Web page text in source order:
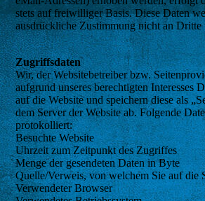
stets auf freiwilliger Basis. Diese Daten
ausdrückliche Zustimmung nicht an Dritte
Zugriffsdaten
Wir, der Websitebetreiber bzw.
aufgrund unseres berechtigten Interesses
auf die Website und speichern diese als
dem Server der Website ab. Folgende
protokolliert:
Besuchte Website
Uhrzeit zum Zeitpunkt des Zugriffes
Menge der gesendeten Daten in Byte
Quelle/Verweis, von welchem Sie auf die
Verwendeter Browser